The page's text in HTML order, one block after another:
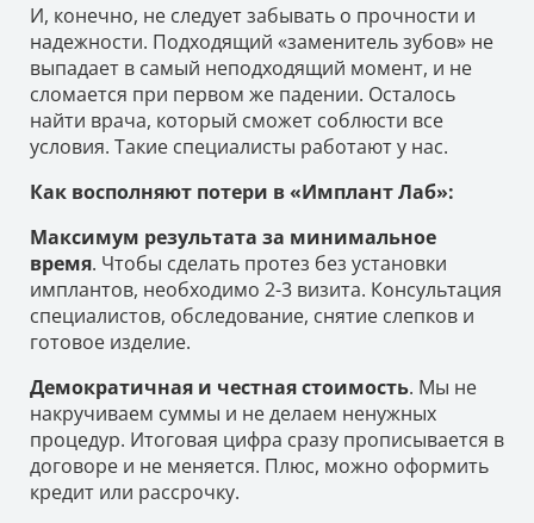
И, конечно, не следует забывать о прочности и
надежности. Подходящий «заменитель зубов» не
выпадает в самый неподходящий момент, и не
сломается при первом же падении. Осталось
найти врача, который сможет соблюсти все
условия. Такие специалисты работают у нас.
Как восполняют потери в «Имплант Лаб»:
Максимум результата за минимальное
время. Чтобы сделать протез без установки
имплантов, необходимо 2-3 визита. Консультация
специалистов, обследование, снятие слепков и
готовое изделие.
Демократичная и честная стоимость. Мы не
накручиваем суммы и не делаем ненужных
процедур. Итоговая цифра сразу прописывается в
договоре и не меняется. Плюс, можно оформить
кредит или рассрочку.